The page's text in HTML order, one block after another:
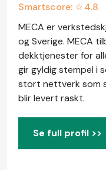
Smartscore: ☆4.8
MECA er
og Sverige. MECA
dekktjenester for
gir gyldig stempel i
stort nettverk som
blir levert raskt.
Se full profil >>